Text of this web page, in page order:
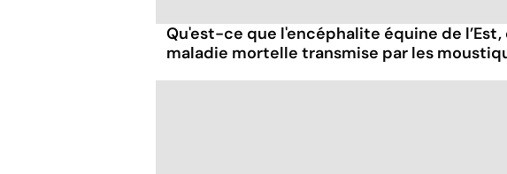
Qu'est-ce que l'encéphalite équine de
maladie mortelle transmise par les